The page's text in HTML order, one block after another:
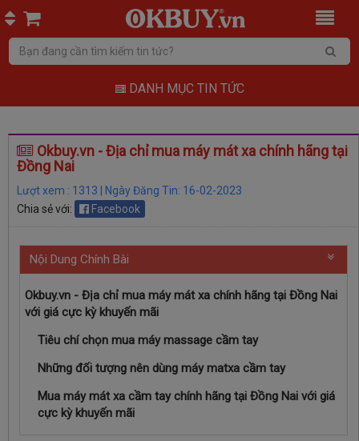
DANH MỤC TIN TỨC
Okbuy.vn - Địa chỉ mua máy mát xa chính hãng tại
Đồng Nai
Lượt xem : 1313 | Ngày Đăng Tin: 16-02-2023
Chia sẻ với:
Facebook
Nội Dung Chính Bài
Okbuy.vn - Địa chỉ mua máy mát xa chính hãng tại Đồng Nai
với giá cực kỳ khuyến mãi
Tiêu chí chọn mua máy massage cầm tay
Những đối tượng nên dùng máy matxa cầm tay
Mua máy mát xa cầm tay chính hãng tại Đồng Nai với giá
cực kỳ khuyến mãi